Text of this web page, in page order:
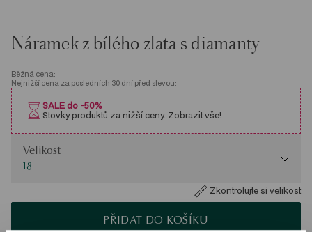
Náramek z bílého zlata s diamanty
Běžná cena:
Nejnižší cena za posledních 30 dní před slevou:
SALE do -50%
Stovky produktů za nižší ceny. Zobrazit vše!
Velikost
18
Zkontrolujte si velikost
PŘIDAT DO KOŠÍKU